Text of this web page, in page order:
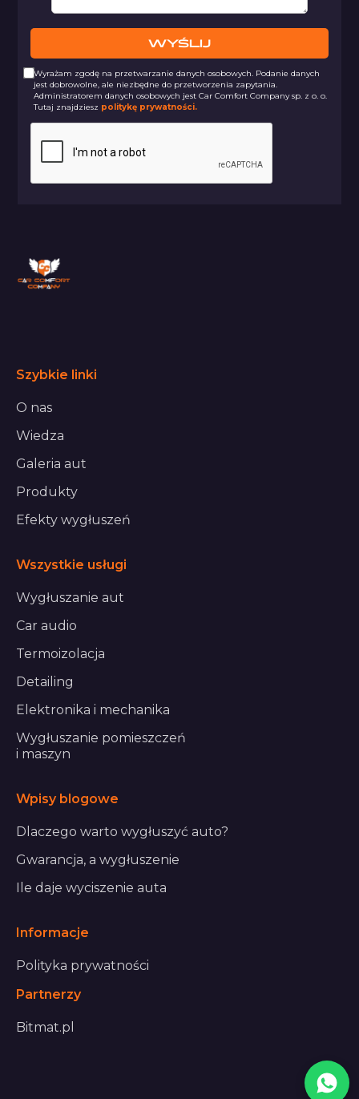
Wyrażam zgodę na przetwarzanie danych osobowych. Podanie danych
jest dobrowolne, ale niezbędne do przetworzenia zapytania.
Administratorem danych osobowych jest Car Comfort Company sp. z o. o.
Tutaj znajdziesz politykę prywatności.
Szybkie linki
O nas
Wiedza
Galeria aut
Produkty
Efekty wygłuszeń
Wszystkie usługi
Wygłuszanie aut
Car audio
Termoizolacja
Detailing
Elektronika i mechanika
Wygłuszanie pomieszczeń
i maszyn
Wpisy blogowe
Dlaczego warto wygłuszyć auto?
Gwarancja, a wygłuszenie
Ile daje wyciszenie auta
Informacje
Polityka prywatności
Partnerzy
Bitmat.pl